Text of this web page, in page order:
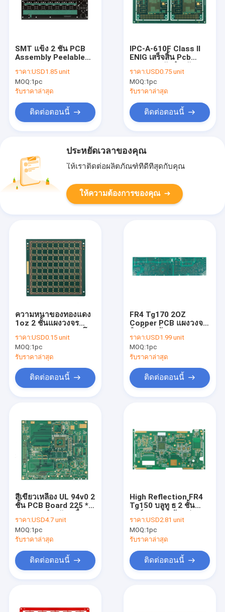
ผลิตภัณฑ์
SMT แข็ง 2 ชั้น PCB
Assembly Peelable
ไฟฟ้า
ราคา:USD1.85 unit
MOQ:1pc
รับราคาล่าสุด
ติดต่อตอนนี้
IPC-A-610F Class II
ENIG เสร็จสิ้น Pcb
พลังงานแสงอาทิตย์
ราคา:USD0.75 unit
MOQ:1pc
รับราคาล่าสุด
ติดต่อตอนนี้
ประหยัดเวลาของคุณ
ให้เราติดต่อผลิตภัณฑ์ที่ดีที่สุดกับคุณ
ให้ความต้องการของคุณ
ความหนาของทองแดง
1oz 2 ชั้นแผงวงจร
เจนฟรี
ราคา:USD0.15 unit
MOQ:1pc
รับราคาล่าสุด
ติดต่อตอนนี้
FR4 Tg170 2OZ
Copper PCB แผงวงจร
ราคา:USD1.99 unit
MOQ:1pc
รับราคาล่าสุด
ติดต่อตอนนี้
สีเขียวเหลือง UL 94v0 2
ชั้น PCB Board 225 *
เชื่อม
ราคา:USD4.7 unit
MOQ:1pc
รับราคาล่าสุด
ติดต่อตอนนี้
High Reflection FR4
Tg150 บลูทู ธ 2 ชั้น
Pth
ราคา:USD2.81 unit
MOQ:1pc
รับราคาล่าสุด
ติดต่อตอนนี้